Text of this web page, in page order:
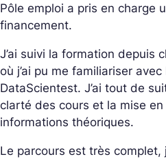
Pôle emploi a pris en charge
financement.
J’ai suivi la formation depuis
où j’ai pu me familiariser
DataScientest. J’ai tout de
clarté des cours et la mise
informations théoriques.
Le parcours est très complet,